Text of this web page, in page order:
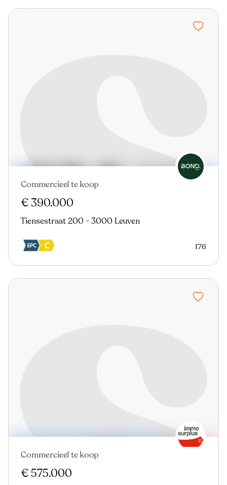
Commercieel te koop
€ 390.000
Tiensestraat 200 - 3000 Leuven
176
In optie
Commercieel te koop
€ 575.000